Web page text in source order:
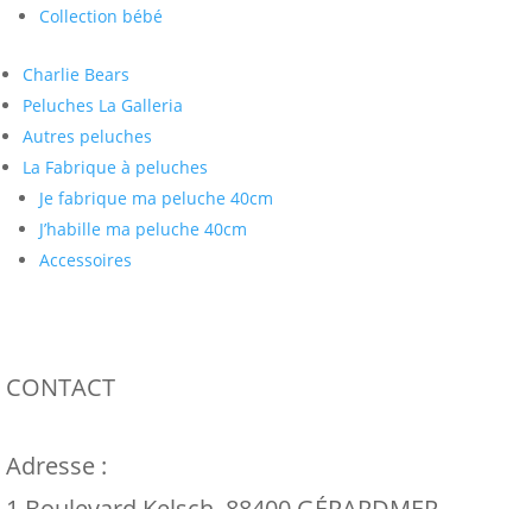
Collection bébé
Charlie Bears
Peluches La Galleria
Autres peluches
La Fabrique à peluches
Je fabrique ma peluche 40cm
J’habille ma peluche 40cm
Accessoires
CONTACT
Adresse :